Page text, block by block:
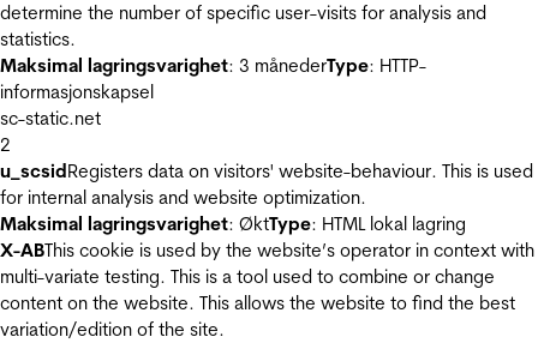
determine the number of specific user-visits for analysis and
statistics.
Maksimal lagringsvarighet: 3 månederType: HTTP-
informasjonskapsel
sc-static.net
2
u_scsidRegisters data on visitors' website-behaviour. This is used
for internal analysis and website optimization.
Maksimal lagringsvarighet: ØktType: HTML lokal lagring
X-ABThis cookie is used by the website’s operator in context with
multi-variate testing. This is a tool used to combine or change
content on the website. This allows the website to find the best
variation/edition of the site.